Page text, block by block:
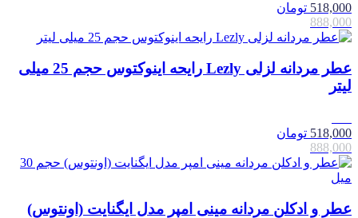
518,000 تومان
888,000
عطر مردانه لزلی Lezly رایحه اینوکتوس حجم 25 میلی
لیتر
518,000 تومان
888,000
عطر و ادکلن مردانه مینی امپر مدل ایگنایت (اونتوس)